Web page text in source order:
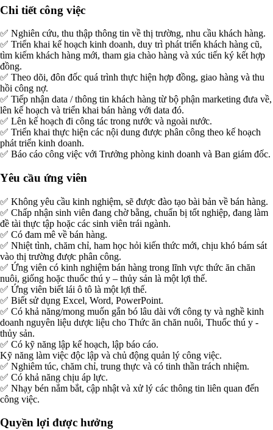
Chi tiết công việc
✅ Nghiên cứu, thu thập thông tin về thị trường, nhu cầu khách hàng.
✅ Triển khai kế hoạch kinh doanh, duy trì phát triển khách hàng cũ,
tìm kiếm khách hàng mới, tham gia chào hàng và xúc tiến ký kết hợp
đồng.
✅ Theo dõi, đôn đốc quá trình thực hiện hợp đồng, giao hàng và thu
hồi công nợ.
✅ Tiếp nhận data / thông tin khách hàng từ bộ phận marketing đưa về,
lên kế hoạch và triển khai bán hàng với data đó.
✅ Lên kế hoạch đi công tác trong nước và ngoài nước.
✅ Triển khai thực hiện các nội dung được phân công theo kế hoạch
phát triển kinh doanh.
✅ Báo cáo công việc với Trưởng phòng kinh doanh và Ban giám đốc.
Yêu cầu ứng viên
✅ Không yêu cầu kinh nghiệm, sẽ được đào tạo bài bản về bán hàng.
✅ Chấp nhận sinh viên đang chờ bằng, chuẩn bị tốt nghiệp, đang làm
đề tài thực tập hoặc các sinh viên trái ngành.
✅ Có đam mê về bán hàng.
✅ Nhiệt tình, chăm chỉ, ham học hỏi kiến thức mới, chịu khó bám sát
vào thị trường được phân công.
✅ Ứng viên có kinh nghiệm bán hàng trong lĩnh vực thức ăn chăn
nuôi, giống hoặc thuốc thú y – thủy sản là một lợi thế.
✅ Ứng viên biết lái ô tô là một lợi thế.
✅ Biết sử dụng Excel, Word, PowerPoint.
✅ Có khả năng/mong muốn gắn bó lâu dài với công ty và nghề kinh
doanh nguyên liệu dược liệu cho Thức ăn chăn nuôi, Thuốc thú y -
thủy sản.
✅ Có kỹ năng lập kế hoạch, lập báo cáo.
Kỹ năng làm việc độc lập và chủ động quản lý công việc.
✅ Nghiêm túc, chăm chỉ, trung thực và có tinh thần trách nhiệm.
✅ Có khả năng chịu áp lực.
✅ Nhạy bén nắm bắt, cập nhật và xử lý các thông tin liên quan đến
công việc.
Quyền lợi được hưởng